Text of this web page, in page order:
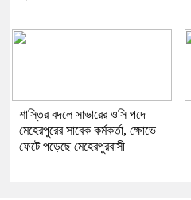
শাস্তির বদলে সাভারের ওসি পদে
মেহেরপুরের সাবেক কর্মকর্তা, ক্ষোভে
ফেটে পড়েছে মেহেরপুরবাসী